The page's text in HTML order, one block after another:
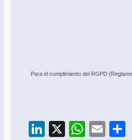
Para el cumplimiento del RGPD
LinkedIn
X